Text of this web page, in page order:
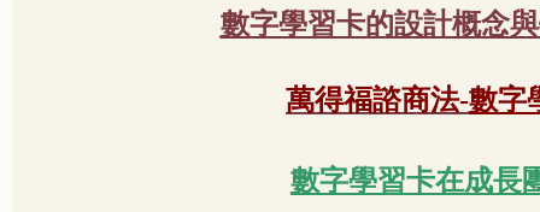
數字學習卡的設計概念
萬得福諮商法-數字
數字學習卡在成長